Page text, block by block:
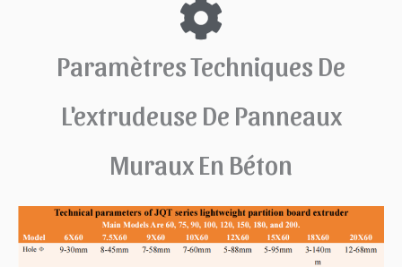
Paramètres Techniques De
L'extrudeuse De Panneaux
Muraux En Béton